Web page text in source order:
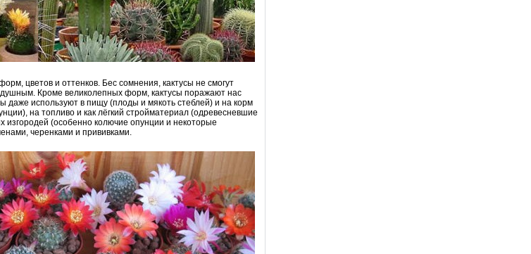
цветов и оттенков. Бес сомнения, кактусы не смогут
Кроме великолепных форм, кактусы поражают нас
даже используют в пищу (плоды и мякоть стеблей) и на корм
на топливо и как лёгкий стройматериал (одревесневшие
изгородей (особенно колючие опунции и некоторые
черенками и прививками.